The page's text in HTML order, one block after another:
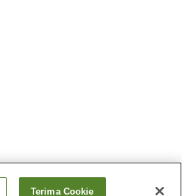
Terima Cookie